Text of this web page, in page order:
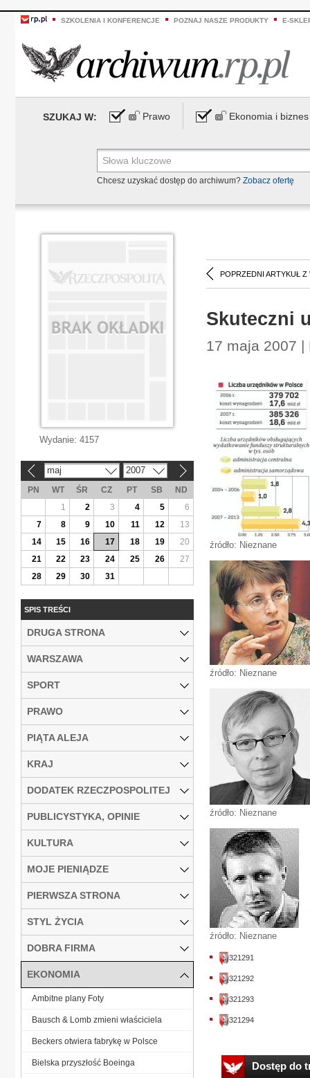
SZKOLENIA I KONFERENCJE POZNAJ NASZE PRODUKTY E-
SZUKAJ W: Prawo Ekonomia i biznes
Chcesz uzyskać dostęp do archiwum? Zobacz ofertę
POPRZEDNI ARTYKUŁ Z
Skuteczni
17 maja 2007 |
źródło: Nieznane
źródło: Nieznane
źródło: Nieznane
źródło: Nieznane
321291
321292
321293
321294
Dostęp do
Wydanie: 4157
maj 2007
PN WT ŚR CZ PT SB
ND
1
2 3 4 5
6
7
8 9 10 11 12
13
14
15 16 17 18 19
20
21
22 23 24 25 26
27
28
29 30 31
SPIS TREŚCI
DRUGA STRONA
WARSZAWA
SPORT
PRAWO
PIĄTA ALEJA
KRAJ
DODATEK RZECZPOSPOLITEJ
PUBLICYSTYKA, OPINIE
KULTURA
MOJE PIENIĄDZE
PIERWSZA STRONA
STYL ŻYCIA
DOBRA FIRMA
EKONOMIA
Ambitne plany Foty
Bausch & Lomb zmieni właściciela
Beckers otwiera fabrykę w Polsce
Bielska przyszłość Boeinga